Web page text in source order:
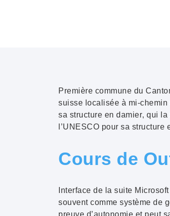
Première commune du
suisse localisée à mi-chemin
sa structure en damier, qui la
l’UNESCO pour sa structure
Cours de
Interface de la suite
souvent comme système de
preuve d’autonomie et peut